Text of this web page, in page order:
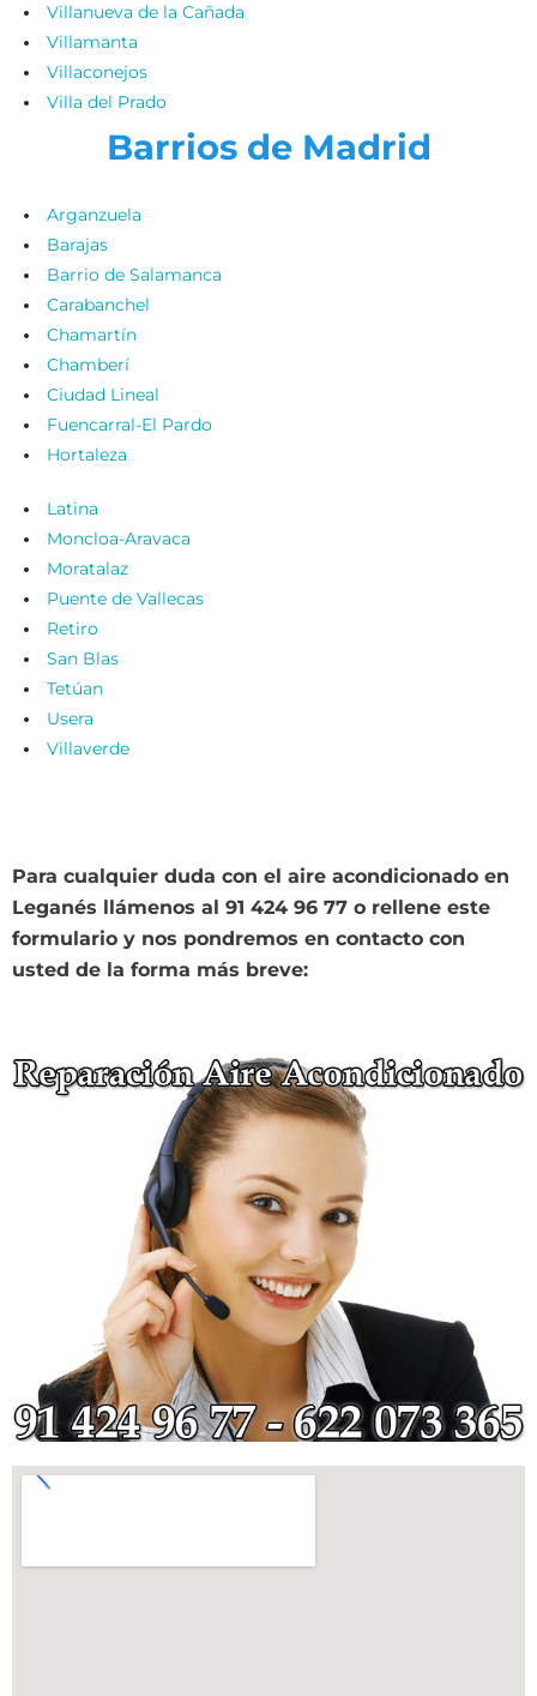
Villanueva de la Cañada
Villamanta
Villaconejos
Villa del Prado
Barrios de Madrid
Arganzuela
Barajas
Barrio de Salamanca
Carabanchel
Chamartín
Chamberí
Ciudad Lineal
Fuencarral-El Pardo
Hortaleza
Latina
Moncloa-Aravaca
Moratalaz
Puente de Vallecas
Retiro
San Blas
Tetúan
Usera
Villaverde
Para cualquier duda con el aire acondicionado en
Leganés llámenos al 91 424 96 77 o rellene este
formulario y nos pondremos en contacto con
usted de la forma más breve: